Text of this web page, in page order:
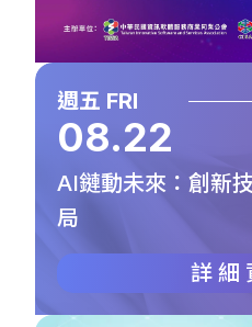
週五 FRI
08.22
AI鏈動未來：創新
局
詳細